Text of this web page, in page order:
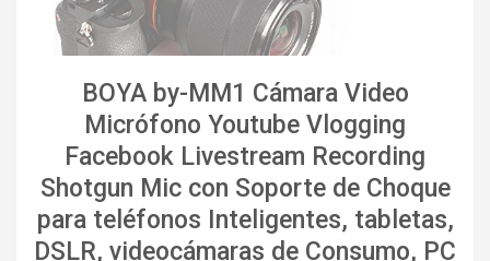
BOYA by-MM1 Cámara Video
Micrófono Youtube Vlogging
Facebook Livestream Recording
Shotgun Mic con Soporte de Choque
para teléfonos Inteligentes, tabletas,
DSLR, videocámaras de Consumo, PC